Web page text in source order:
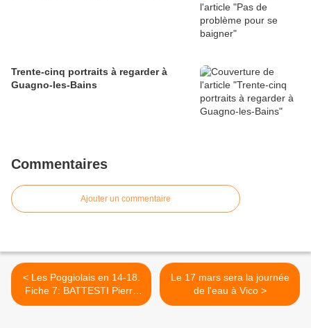
Trente-cinq portraits à regarder à
Guagno-les-Bains
Commentaires
Ajouter un commentaire
< Les Poggiolais en 14-18.
Fiche 7: BATTESTI Pierre
François
Le 17 mars sera la journée
de l'eau à Vico >